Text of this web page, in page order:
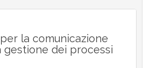
la comunicazione
gestione dei processi